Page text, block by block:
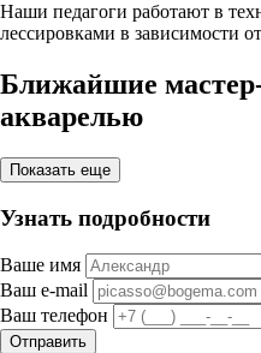
Наши педагоги работают в
лессировками в зависимости
Ближайшие
акварелью
Показать еще
Узнать подробности
Ваше имя
Ваш e-mail
Ваш телефон
Отправить